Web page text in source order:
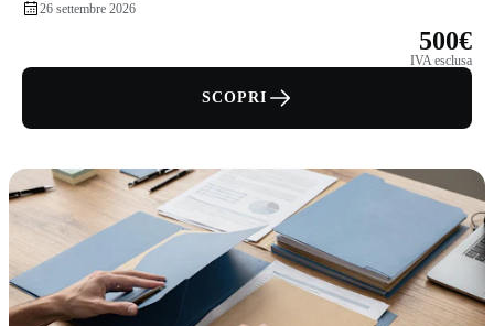
26 settembre 2026
500€
IVA esclusa
SCOPRI